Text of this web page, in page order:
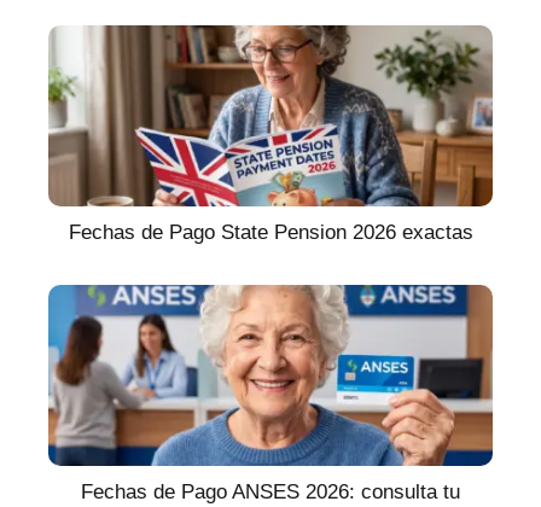
Fechas de Pago State Pension 2026 exactas
Fechas de Pago ANSES 2026: consulta tu